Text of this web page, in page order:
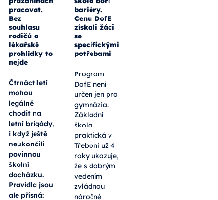
pracovat.
Bez
souhlasu
rodičů a
lékařské
prohlídky to
nejde
Čtrnáctiletí
mohou
legálně
chodit na
letní brigády,
i když ještě
neukončili
povinnou
školní
docházku.
Pravidla jsou
ale přísná:
bariéry.
Cenu DofE
získali žáci
se
specifickými
potřebami
Program
DofE není
určen jen pro
gymnázia.
Základní
škola
praktická v
Třeboni už 4
roky ukazuje,
že s dobrým
vedením
zvládnou
náročné